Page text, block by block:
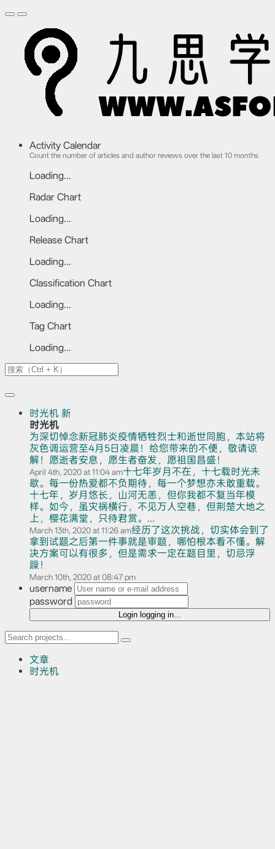
Activity Calendar
Count the number of articles and author reviews over the last 10 months
Loading...
Radar Chart
Loading...
Release Chart
Loading...
Classification Chart
Loading...
Tag Chart
Loading...
时光机 新
时光机
为深切悼念新冠肺炎疫情牺牲烈士和逝世同胞，本站将
灰色调运营至4月5日凌晨！给您带来的不便，敬请谅
解！愿逝者安息，愿生者奋发，愿祖国昌盛！
April 4th, 2020 at 11:04 am十七年岁月不在，十七载时光未
歇。每一份热爱都不负期待，每一个梦想亦未敢重载。
十七年，岁月悠长，山河无恙，但你我都不复当年模
样。如今，虽灾祸横行，不见万人空巷，但荆楚大地之
上，樱花满堂，只待君赏。...
March 13th, 2020 at 11:26 am经历了这次挑战，切实体会到了
拿到试题之后第一件事就是审题，哪怕根本看不懂。解
决方案可以有很多，但是需求一定在题目里，切忌浮
躁！
March 10th, 2020 at 08:47 pm
username
password
Login logging in...
文章
时光机